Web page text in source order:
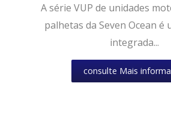
A série VUP de unidades
palhetas da Seven Ocean é
integrada...
consulte Mais